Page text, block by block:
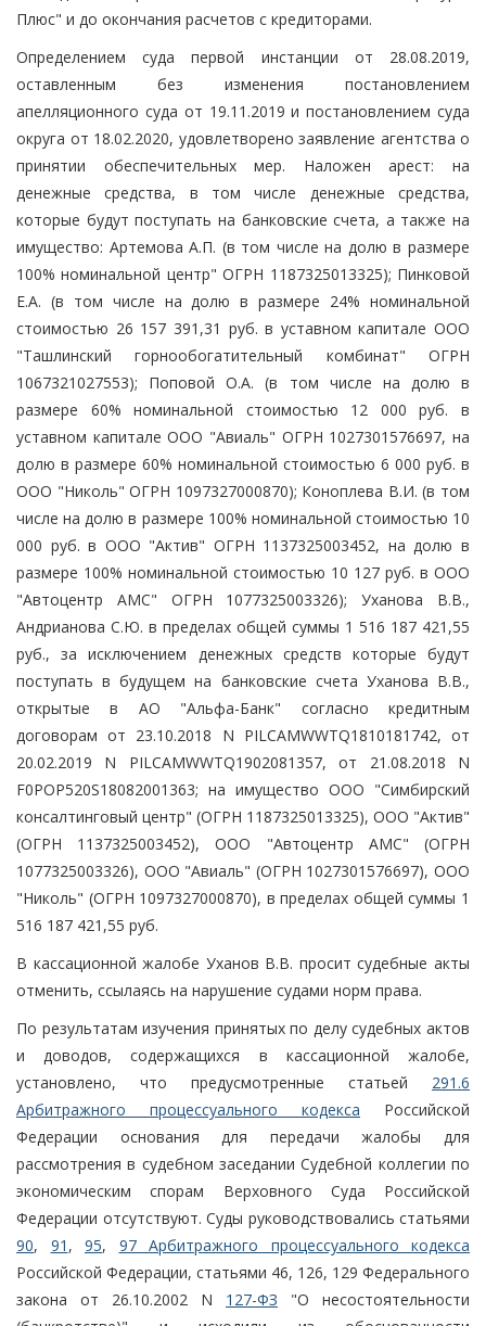
Плюс" и до окончания расчетов с кредиторами.
Определением суда первой инстанции от 28.08.2019,
оставленным без изменения постановлением
апелляционного суда от 19.11.2019 и постановлением суда
округа от 18.02.2020, удовлетворено заявление агентства о
принятии обеспечительных мер. Наложен арест: на
денежные средства, в том числе денежные средства,
которые будут поступать на банковские счета, а также на
имущество: Артемова А.П. (в том числе на долю в размере
100% номинальной центр" ОГРН 1187325013325); Пинковой
Е.А. (в том числе на долю в размере 24% номинальной
стоимостью 26 157 391,31 руб. в уставном капитале ООО
"Ташлинский горнообогатительный комбинат" ОГРН
1067321027553); Поповой О.А. (в том числе на долю в
размере 60% номинальной стоимостью 12 000 руб. в
уставном капитале ООО "Авиаль" ОГРН 1027301576697, на
долю в размере 60% номинальной стоимостью 6 000 руб. в
ООО "Николь" ОГРН 1097327000870); Коноплева В.И. (в том
числе на долю в размере 100% номинальной стоимостью 10
000 руб. в ООО "Актив" ОГРН 1137325003452, на долю в
размере 100% номинальной стоимостью 10 127 руб. в ООО
"Автоцентр АМС" ОГРН 1077325003326); Уханова В.В.,
Андрианова С.Ю. в пределах общей суммы 1 516 187 421,55
руб., за исключением денежных средств которые будут
поступать в будущем на банковские счета Уханова В.В.,
открытые в АО "Альфа-Банк" согласно кредитным
договорам от 23.10.2018 N PILCAMWWTQ1810181742, от
20.02.2019 N PILCAMWWTQ1902081357, от 21.08.2018 N
F0POP520S18082001363; на имущество ООО "Симбирский
консалтинговый центр" (ОГРН 1187325013325), ООО "Актив"
(ОГРН 1137325003452), ООО "Автоцентр АМС" (ОГРН
1077325003326), ООО "Авиаль" (ОГРН 1027301576697), ООО
"Николь" (ОГРН 1097327000870), в пределах общей суммы 1
516 187 421,55 руб.
В кассационной жалобе Уханов В.В. просит судебные акты
отменить, ссылаясь на нарушение судами норм права.
По результатам изучения принятых по делу судебных актов
и доводов, содержащихся в кассационной жалобе,
установлено, что предусмотренные статьей 291.6
Арбитражного процессуального кодекса Российской
Федерации основания для передачи жалобы для
рассмотрения в судебном заседании Судебной коллегии по
экономическим спорам Верховного Суда Российской
Федерации отсутствуют. Суды руководствовались статьями
90, 91 , 95, 97 Арбитражного процессуального кодекса
Российской Федерации, статьями 46, 126, 129 Федерального
закона от 26.10.2002 N 127-ФЗ "О несостоятельности